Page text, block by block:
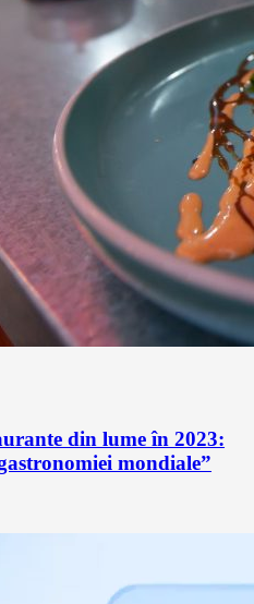
din lume în 2023:
mondiale”